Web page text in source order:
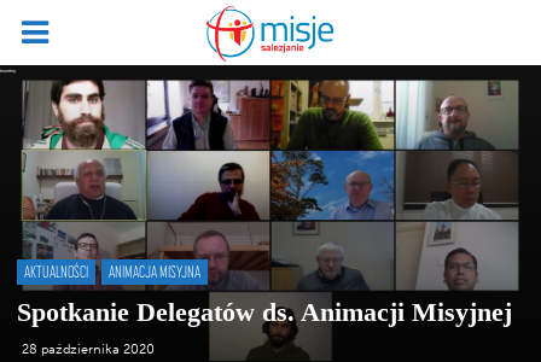
AKTUALNOŚCI ANIMACJA MISYJNA
Spotkanie Delegatów ds. Animacji Misyjnej
28 października 2020